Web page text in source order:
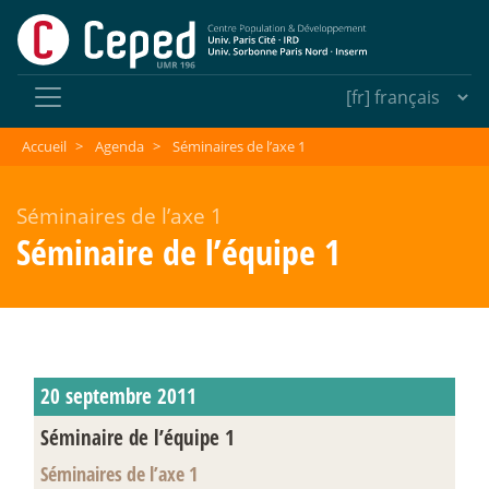
Accueil > Agenda > Séminaires de l’axe 1
Séminaires de l’axe 1
Séminaire de l’équipe 1
20 septembre 2011
Séminaire de l’équipe 1
Séminaires de l’axe 1